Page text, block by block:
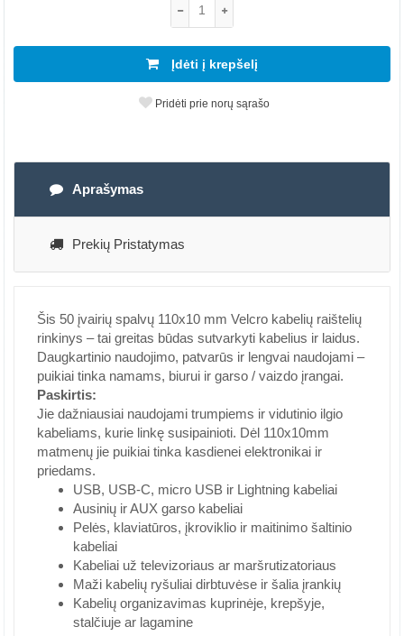
Įdėti į krepšelį
Pridėti prie norų sąrašo
Aprašymas
Prekių Pristatymas
Šis 50 įvairių spalvų 110x10 mm Velcro kabelių raištelių
rinkinys – tai greitas būdas sutvarkyti kabelius ir laidus.
Daugkartinio naudojimo, patvarūs ir lengvai naudojami –
puikiai tinka namams, biurui ir garso / vaizdo įrangai.
Paskirtis:
Jie dažniausiai naudojami trumpiems ir vidutinio ilgio
kabeliams, kurie linkę susipainioti. Dėl 110x10mm
matmenų jie puikiai tinka kasdienei elektronikai ir
priedams.
USB, USB-C, micro USB ir Lightning kabeliai
Ausinių ir AUX garso kabeliai
Pelės, klaviatūros, įkroviklio ir maitinimo šaltinio
kabeliai
Kabeliai už televizoriaus ar maršrutizatoriaus
Maži kabelių ryšuliai dirbtuvėse ir šalia įrankių
Kabelių organizavimas kuprinėje, krepšyje,
stalčiuje ar lagamine